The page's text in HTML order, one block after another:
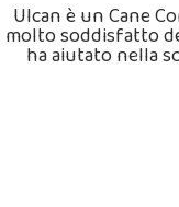
Ulcan è un Cane
molto soddisfatto
ha aiutato nella